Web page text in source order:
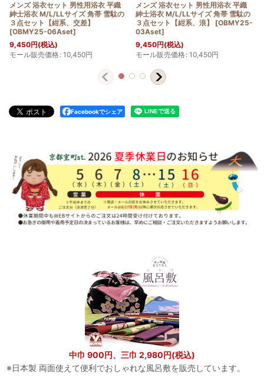
メンズ 浴衣セット 男性用浴衣 平織
紳士浴衣 M/L/LLサイズ 角帯 雪駄の
３点セット【紺系、交差】
[OBMY25-06Aset]
9,450円(税込)
モール販売価格: 10,450円
メンズ 浴衣セット 男性用浴衣 平織
紳士浴衣 M/L/LLサイズ 角帯 雪駄の
３点セット【紺系、浪】
[OBMY25-
03Aset]
9,450円(税込)
モール販売価格: 10,450円
Facebookでシェア
中巾 900円、三巾 2,980円(税込)
※日本製 両面使えて便利でおしゃれな風呂敷を販売しています。